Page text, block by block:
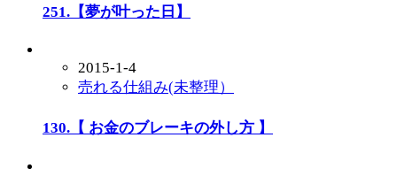
251.【夢が叶った日】
2015-1-4
売れる仕組み(未整理）
130.【 お金のブレーキの外し方 】